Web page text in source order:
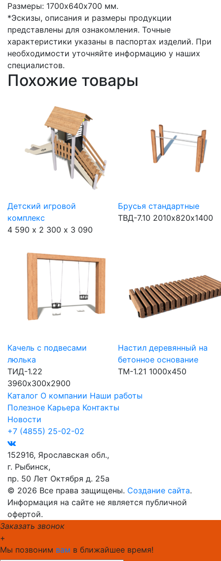
Размеры: 1700х640х700 мм.
*Эскизы, описания и размеры продукции
представлены для ознакомления. Точные
характеристики указаны в паспортах изделий. При
необходимости уточняйте информацию у наших
специалистов.
Похожие товары
Детский игровой
комплекс
4 590 х 2 300 х 3 090
Брусья стандартные
ТВД-7.10 2010х820х1400
Качель с подвесами
люлька
ТИД-1.22
3960х300х2900
Настил деревянный на
бетонное основание
ТМ-1.21 1000х450
Каталог О компании Наши работы
Полезное Карьера Контакты
Новости
+7 (4855) 25-02-02
152916, Ярославская обл.,
г. Рыбинск,
пр. 50 Лет Октября д. 25а
© 2026 Все права защищены. Создание сайта.
Информация на сайте не является публичной
офертой.
Заказать звонок
+
Мы позвоним вам в ближайшее время!